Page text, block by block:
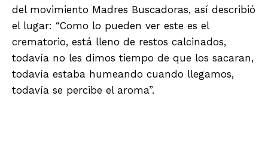
del movimiento Madres Buscadoras, así describió
el lugar: “Como lo pueden ver este es el
crematorio, está lleno de restos calcinados,
todavía no les dimos tiempo de que los sacaran,
todavía estaba humeando cuando llegamos,
todavía se percibe el aroma”.